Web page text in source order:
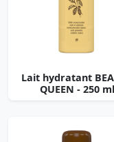
Lait hydratant
QUEEN - 250 ml